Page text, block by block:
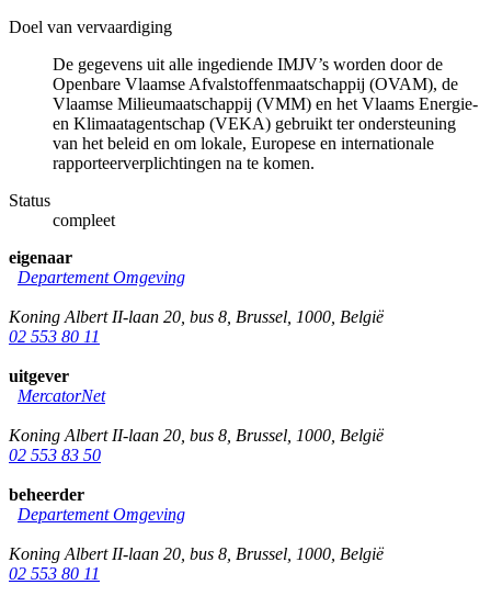
Doel van vervaardiging
De gegevens uit alle ingediende IMJV’s worden door de
Openbare Vlaamse Afvalstoffenmaatschappij (OVAM), de
Vlaamse Milieumaatschappij (VMM) en het Vlaams Energie-
en Klimaatagentschap (VEKA) gebruikt ter ondersteuning
van het beleid en om lokale, Europese en internationale
rapporteerverplichtingen na te komen.
Status
compleet
eigenaar
Departement Omgeving
Koning Albert II-laan 20, bus 8 Brussel 1000 België
02 553 80 11
uitgever
MercatorNet
Koning Albert II-laan 20, bus 8 Brussel 1000 België
02 553 83 50
beheerder
Departement Omgeving
Koning Albert II-laan 20, bus 8 Brussel 1000 België
02 553 80 11